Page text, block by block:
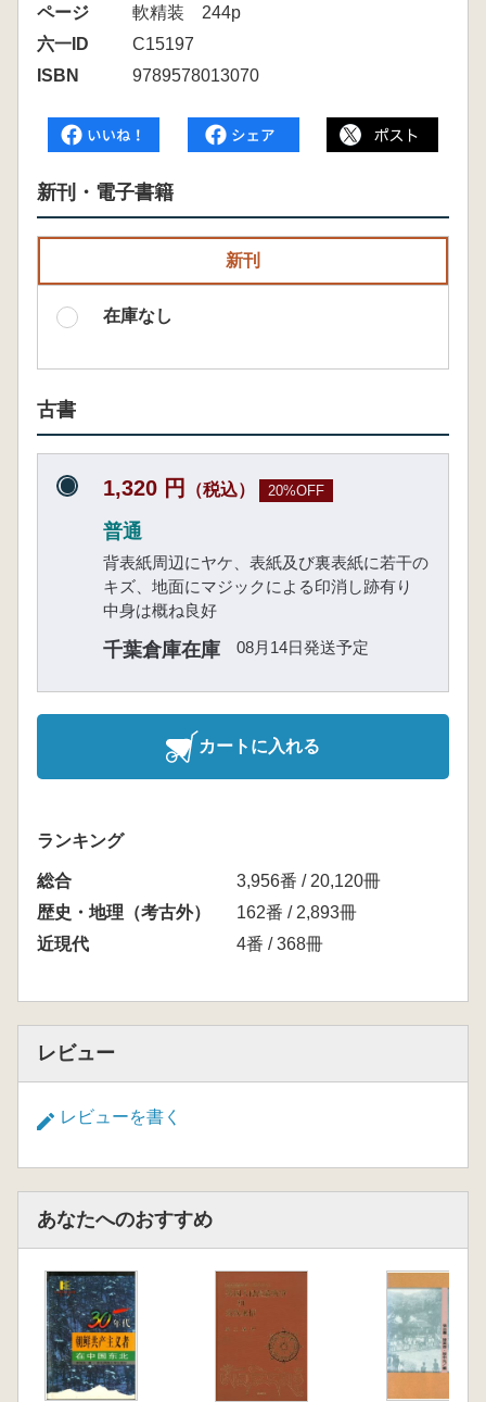
ページ
軟精装 244p
六一ID
C15197
ISBN
9789578013070
新刊・電子書籍
新刊
在庫なし
古書
1,320 円 （税込） 20%OFF
普通
背表紙周辺にヤケ、表紙及び裏表紙に若干の
キズ、地面にマジックによる印消し跡有り
中身は概ね良好
千葉倉庫在庫 08月14日発送予定
カートに入れる
ランキング
総合
3,956番 / 20,120冊
歴史・地理（考古外）
162番 / 2,893冊
近現代
4番 / 368冊
レビュー
レビューを書く
あなたへのおすすめ